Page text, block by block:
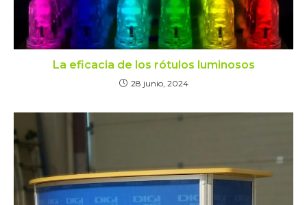
La eficacia de los rótulos luminosos
28 junio, 2024